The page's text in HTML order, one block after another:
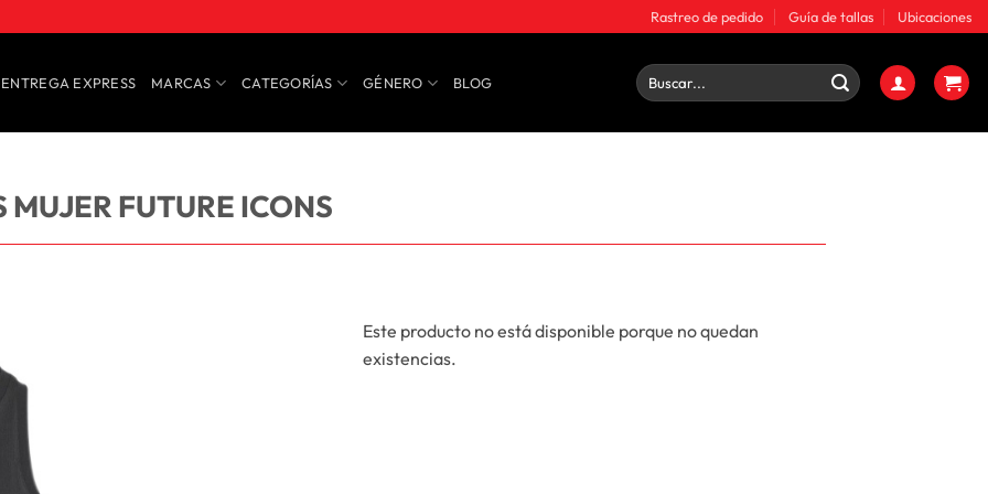
Rastreo de pedido Guía de tallas Ubicaciones
ENTREGA EXPRESS MARCAS CATEGORÍAS GÉNERO BLOG
Buscar
por:
FUTURE ICONS
Este producto no está disponible porque no quedan
existencias.